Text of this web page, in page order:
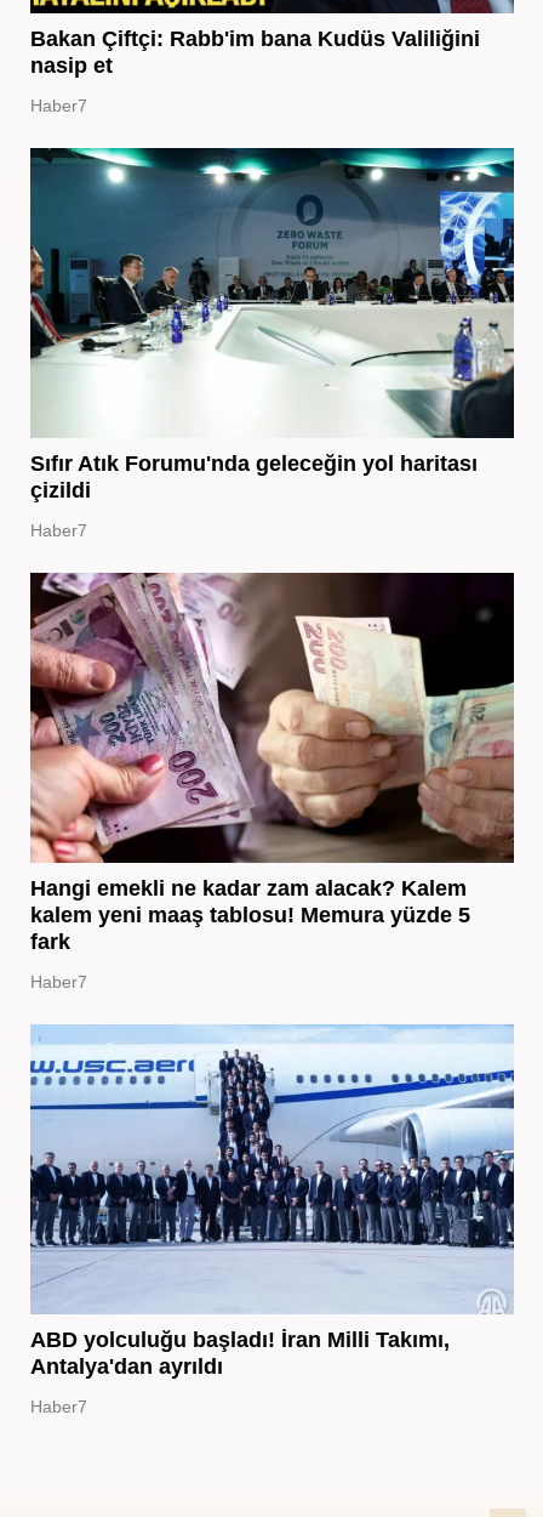
Bakan Çiftçi: Rabb'im bana Kudüs Valiliğini
nasip et
Haber7
Sıfır Atık Forumu'nda geleceğin yol haritası
çizildi
Haber7
Hangi emekli ne kadar zam alacak? Kalem
kalem yeni maaş tablosu! Memura yüzde 5
fark
Haber7
ABD yolculuğu başladı! İran Milli Takımı,
Antalya'dan ayrıldı
Haber7